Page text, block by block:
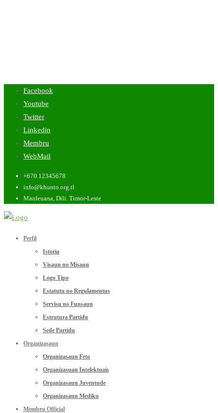
Facebook
Youtube
Twitter
Linkedin
Membru
WebMail
+670.12345678
info@khunto.org.tl
Manleuana, Dili. Timor-Leste
Perfíl
Istoria
Visaun no Misaun
Logo Tipo
Estatutu no Regulamentus
Servisu no Funsaun
Estrutura Partidu
Sede Partidu
Organizasaun
Organizasaun Feto
Organizasuan Intelektuais
Organizasaun Juventude
Organizasaun Mediku
Membru Official